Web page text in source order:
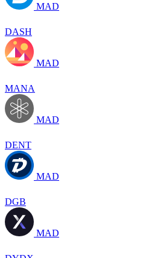
MAD
DASH
MAD
MANA
MAD
DENT
MAD
DGB
MAD